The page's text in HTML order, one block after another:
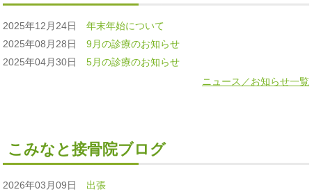
2025年12月24日
年末年始について
2025年08月28日
9月の診療のお知らせ
2025年04月30日
5月の診療のお知らせ
ニュース／お知らせ一覧
こみなと接骨院ブログ
2026年03月09日
出張